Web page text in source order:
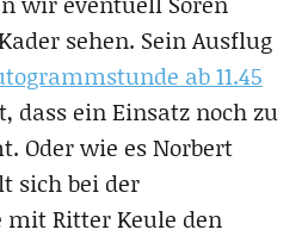
sehen. Sein Ausflug
ab 11.45
dass ein Einsatz noch zu
Oder wie es Norbert
sich bei der
Ritter Keule den